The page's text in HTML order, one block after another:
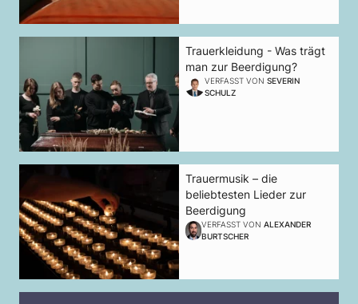
Trauerkleidung - Was trägt
man zur Beerdigung?
VERFASST VON SEVERIN
SCHULZ
Trauermusik – die
beliebtesten Lieder zur
Beerdigung
VERFASST VON ALEXANDER
BURTSCHER